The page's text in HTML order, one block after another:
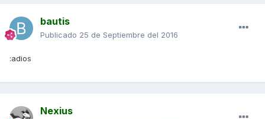
bautis
Publicado 25 de Septiembre del 2016
:adios
Nexius